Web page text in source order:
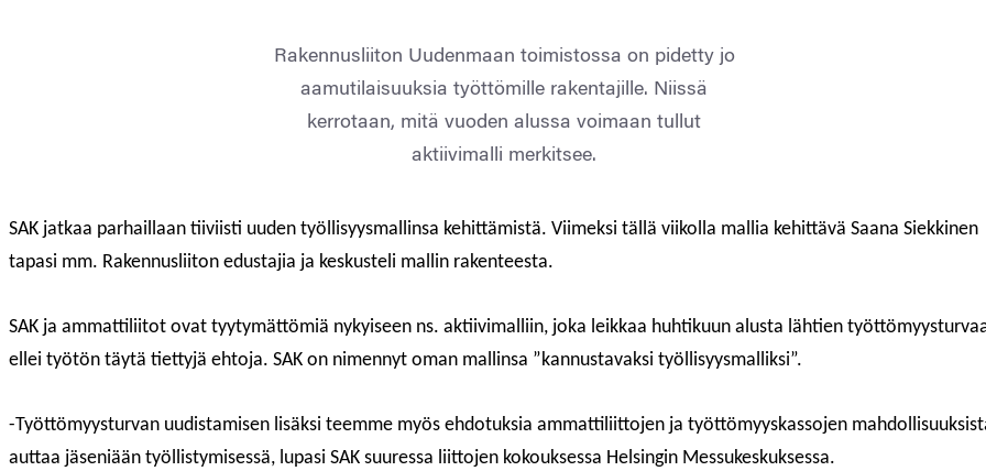
Rakennusliiton Uudenmaan toimistossa on pidetty jo
aamutilaisuuksia työttömille rakentajille. Niissä
kerrotaan, mitä vuoden alussa voimaan tullut
aktiivimalli merkitsee.
SAK jatkaa parhaillaan tiiviisti uuden työllisyysmallinsa kehittämistä. Viimeksi tällä viikolla mallia kehittävä Saana Siekkinen
tapasi mm. Rakennusliiton edustajia ja keskusteli mallin rakenteesta.
SAK ja ammattiliitot ovat tyytymättömiä nykyiseen ns. aktiivimalliin, joka leikkaa huhtikuun alusta lähtien
ellei työtön täytä tiettyjä ehtoja. SAK on nimennyt oman mallinsa ”kannustavaksi työllisyysmalliksi”.
-Työttömyysturvan uudistamisen lisäksi teemme myös ehdotuksia ammattiliittojen ja työttömyyskassojen
auttaa jäseniään työllistymisessä, lupasi SAK suuressa liittojen kokouksessa Helsingin Messukeskuksessa.